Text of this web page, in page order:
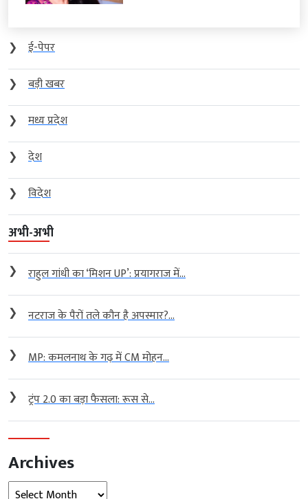
❯
ई-पेपर
❯
बड़ी खबर
❯
मध्य प्रदेश
❯
देश
❯
विदेश
अभी-अभी
❯ राहुल गांधी का ‘मिशन UP’: प्रयागराज में...
❯ नटराज के पैरों तले कौन है अपस्मार?...
❯ MP: कमलनाथ के गढ़ में CM मोहन...
❯ ट्रंप 2.0 का बड़ा फैसला: रूस से...
Archives
Archives